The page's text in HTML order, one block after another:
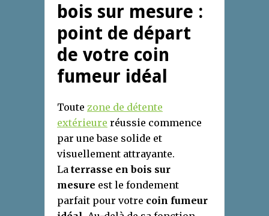
bois sur mesure :
point de départ
de votre coin
fumeur idéal
Toute zone de détente
extérieure réussie commence
par une base solide et
visuellement attrayante.
La terrasse en bois sur
mesure est le fondement
parfait pour votre coin fumeur